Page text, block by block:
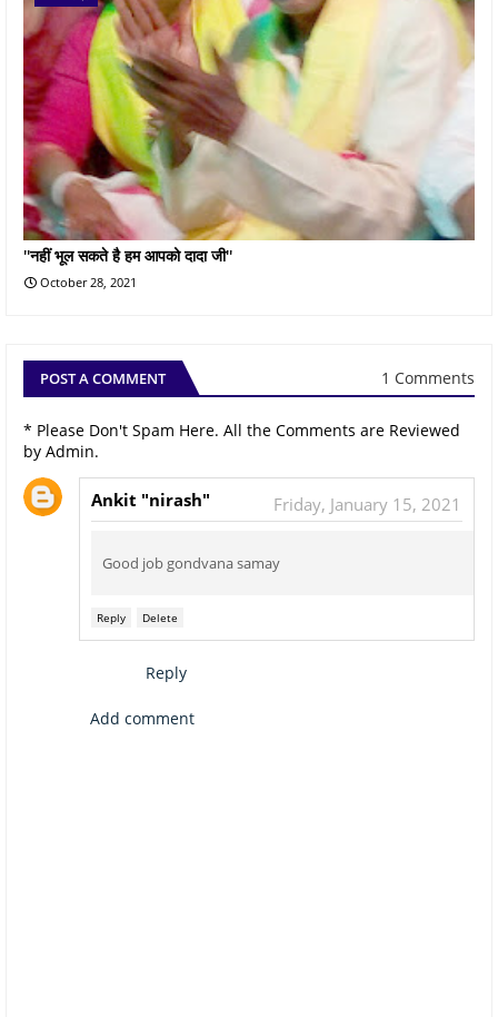
''नहीं भूल सकते है हम आपको दादा जी''
October 28, 2021
POST A COMMENT 1 Comments
* Please Don't Spam Here. All the Comments are Reviewed
by Admin.
Ankit "nirash" Friday, January 15, 2021
Good job gondvana samay
Reply Delete
Reply
Add comment